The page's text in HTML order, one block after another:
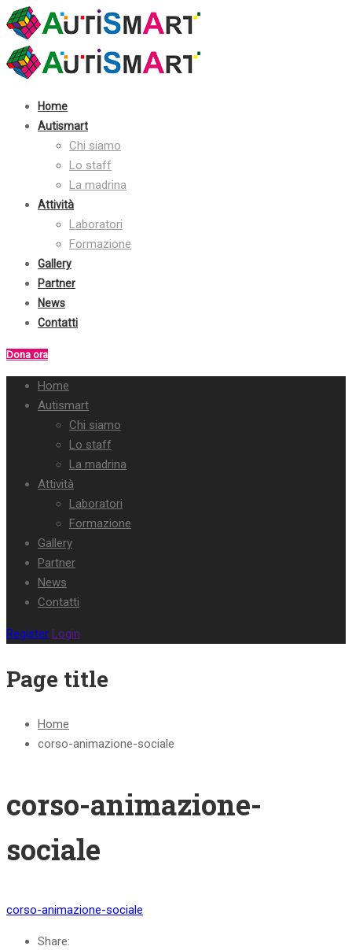
Home
Autismart
Chi siamo
Lo staff
La madrina
Attività
Laboratori
Formazione
Gallery
Partner
News
Contatti
Dona ora
Home
Autismart
Chi siamo
Lo staff
La madrina
Attività
Laboratori
Formazione
Gallery
Partner
News
Contatti
Register Login
Page title
Home
corso-animazione-sociale
corso-animazione-
sociale
corso-animazione-sociale
Share: